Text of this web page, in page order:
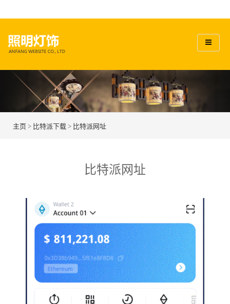
主页 > 比特派下载 > 比特派网址
比特派网址